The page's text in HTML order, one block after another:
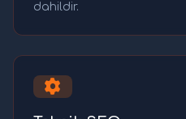
dahildir.